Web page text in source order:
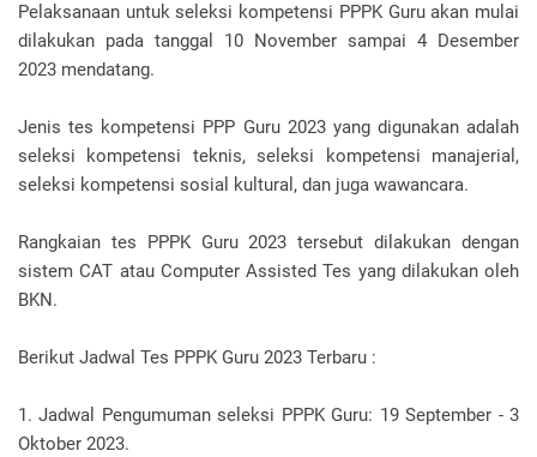
Pelaksanaan untuk seleksi kompetensi PPPK Guru akan mulai
dilakukan pada tanggal 10 November sampai 4 Desember
2023 mendatang.
Jenis tes kompetensi PPP Guru 2023 yang digunakan adalah
seleksi kompetensi teknis, seleksi kompetensi manajerial,
seleksi kompetensi sosial kultural, dan juga wawancara.
Rangkaian tes PPPK Guru 2023 tersebut dilakukan dengan
sistem CAT atau Computer Assisted Tes yang dilakukan oleh
BKN.
Berikut Jadwal Tes PPPK Guru 2023 Terbaru :
1. Jadwal Pengumuman seleksi PPPK Guru: 19 September - 3
Oktober 2023.